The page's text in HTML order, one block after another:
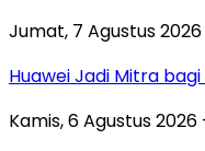
Jumat, 7 Agustus
Huawei Jadi Mitra bagi
Kamis, 6 Agustus 2026